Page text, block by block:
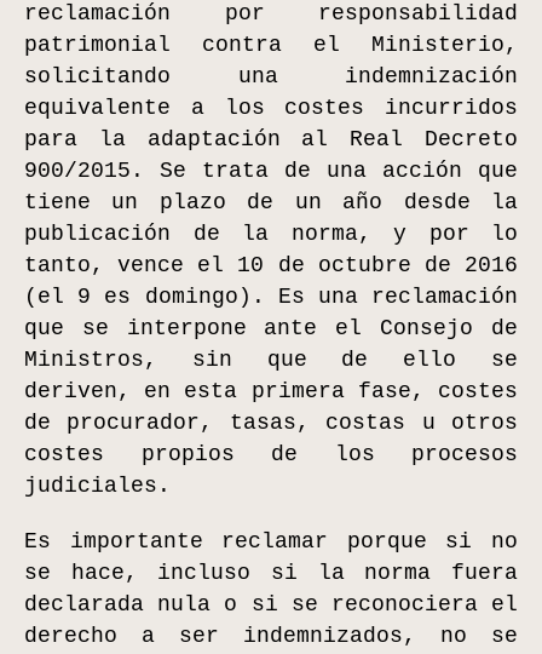
reclamación por responsabilidad
patrimonial contra el Ministerio,
solicitando una indemnización
equivalente a los costes incurridos
para la adaptación al Real Decreto
900/2015. Se trata de una acción que
tiene un plazo de un año desde la
publicación de la norma, y por lo
tanto, vence el 10 de octubre de 2016
(el 9 es domingo). Es una reclamación
que se interpone ante el Consejo de
Ministros, sin que de ello se
deriven, en esta primera fase, costes
de procurador, tasas, costas u otros
costes propios de los procesos
judiciales.
Es importante reclamar porque si no
se hace, incluso si la norma fuera
declarada nula o si se reconociera el
derecho a ser indemnizados, no se